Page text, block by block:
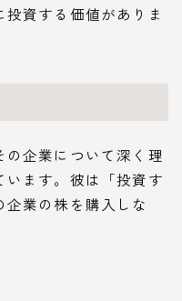
資する価値がありま
企業について深く理
ます。彼は「投資す
業の株を購入しな